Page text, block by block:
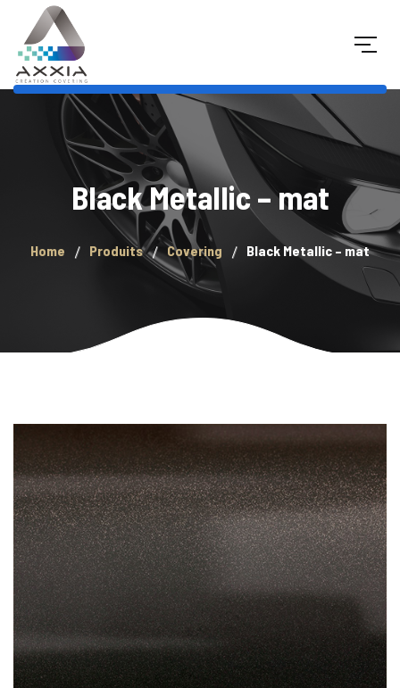
Black Metallic – mat
Home Produits Covering Black Metallic – mat